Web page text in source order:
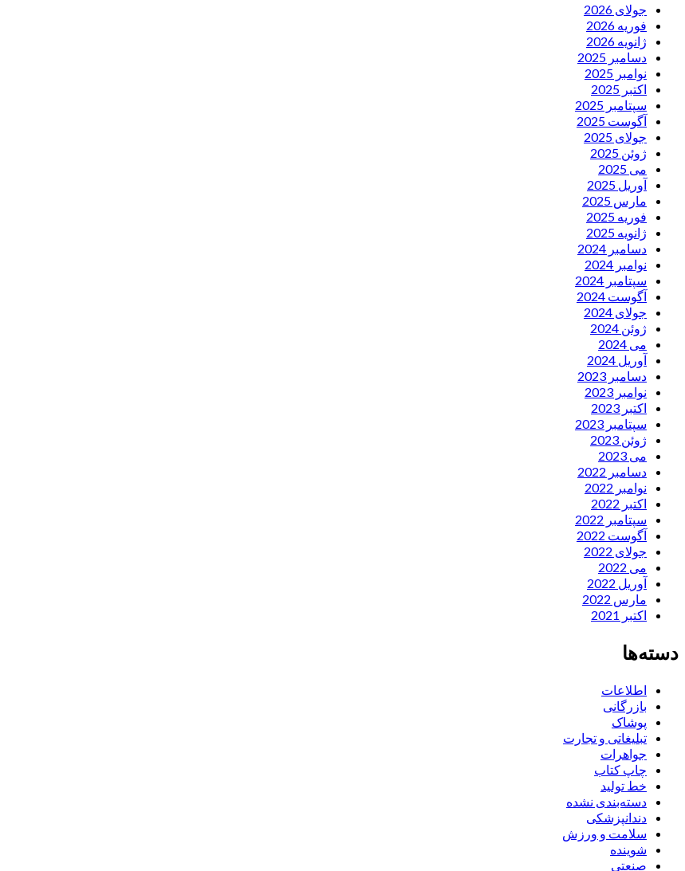
جولای 2026
فوریه 2026
ژانویه 2026
دسامبر 2025
نوامبر 2025
اکتبر 2025
سپتامبر 2025
آگوست 2025
جولای 2025
ژوئن 2025
می 2025
آوریل 2025
مارس 2025
فوریه 2025
ژانویه 2025
دسامبر 2024
نوامبر 2024
سپتامبر 2024
آگوست 2024
جولای 2024
ژوئن 2024
می 2024
آوریل 2024
دسامبر 2023
نوامبر 2023
اکتبر 2023
سپتامبر 2023
ژوئن 2023
می 2023
دسامبر 2022
نوامبر 2022
اکتبر 2022
سپتامبر 2022
آگوست 2022
جولای 2022
می 2022
آوریل 2022
مارس 2022
اکتبر 2021
دسته‌ها
اطلاعات
بازرگانی
پوشاک
تبلیغاتی و تجارت
جواهرات
چاپ کتاب
خط تولید
دسته‌بندی نشده
دندانپزشکی
سلامت و ورزش
شوینده
صنعتی